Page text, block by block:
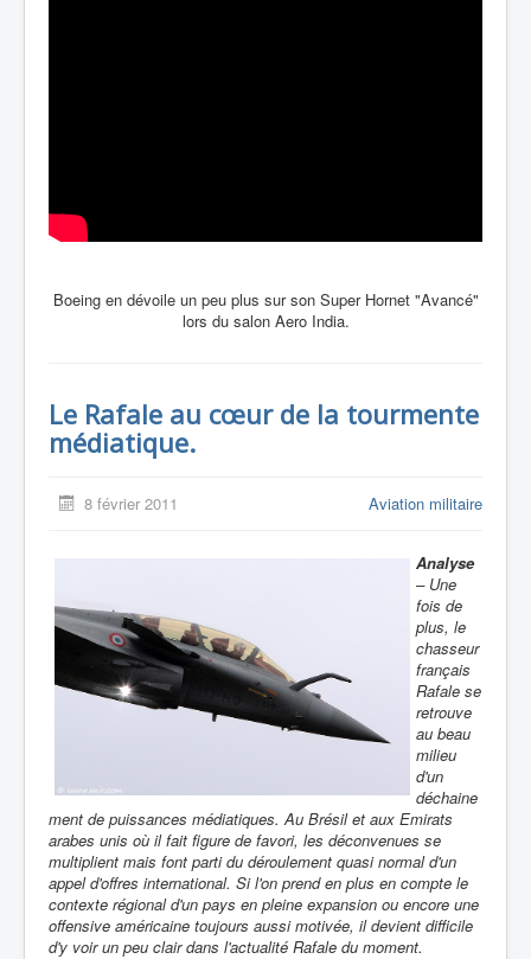
Boeing en dévoile un peu plus sur son Super Hornet "Avancé"
lors du salon Aero India.
Le Rafale au cœur de la tourmente
médiatique.
8 février 2011 Aviation militaire
Analyse
– Une
fois de
plus, le
chasseur
français
Rafale se
retrouve
au beau
milieu
d'un
déchaine
ment de puissances médiatiques. Au Brésil et aux Emirats
arabes unis où il fait figure de favori, les déconvenues se
multiplient mais font parti du déroulement quasi normal d'un
appel d'offres international. Si l'on prend en plus en compte le
contexte régional d'un pays en pleine expansion ou encore une
offensive américaine toujours aussi motivée, il devient difficile
d'y voir un peu clair dans l'actualité Rafale du moment.